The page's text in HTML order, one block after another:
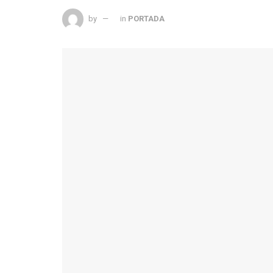
by in PORTADA